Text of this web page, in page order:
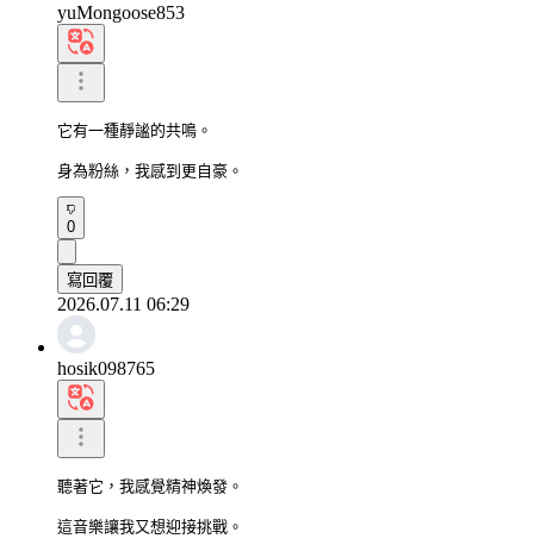
yuMongoose853
它有一種靜謐的共鳴。
身為粉絲，我感到更自豪。
0
寫回覆
2026.07.11 06:29
hosik098765
聽著它，我感覺精神煥發。
這音樂讓我又想迎接挑戰。